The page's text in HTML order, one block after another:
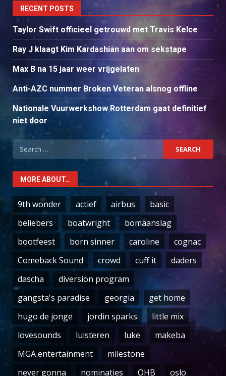
RECENT POSTS
Taylor Swift officieel getrouwd met Travis Kelce
Ray J klaagt Kim Kardashian aan om sekstape
Max B na 15 jaar weer vrijgelaten
Anti-AZC nummer Broken Veteran alsnog offline
Nationale Vuurwerkshow Rotterdam gaat definitief
niet door
Search
for:
MORE ABOUT…
9th wonder actief airbus
basic
beliebers
boatwright
bomaanslag
bootfeest
born sinner caroline
cognac
Comeback Sound
crowd cuff it
daders
dascha
diversion program
gangsta's paradise
georgia
get home
hugo de jonge
jordin sparks
little mix
lovesounds
luisteren luke
makeba
MGA entertainment
milestone
never gonna
nominaties OHB oslo